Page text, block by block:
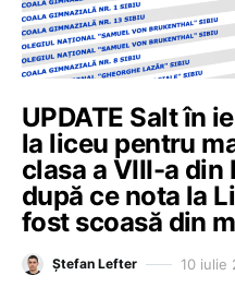
UPDATE Salt în
la liceu pentru
clasa a VIII-a din
după ce nota la
fost scoasă din
Ștefan Lefter 10 iulie